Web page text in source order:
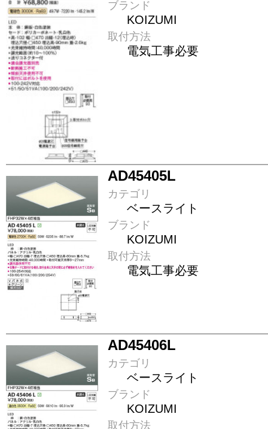
ブランド
KOIZUMI
取付方法
電気工事必要
AD45405L
カテゴリ
ベースライト
ブランド
KOIZUMI
取付方法
電気工事必要
AD45406L
カテゴリ
ベースライト
ブランド
KOIZUMI
取付方法